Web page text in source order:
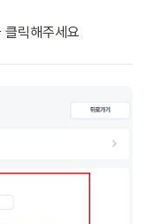
클릭해주세요